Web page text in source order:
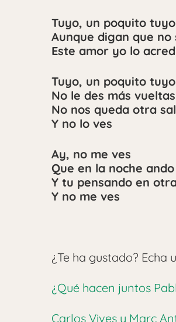
Tuyo, un poquito tuyo
Aunque digan que
Este amor yo lo
Tuyo, un poquito tuyo
No le des más
No nos queda otra
Y no lo ves
Ay, no me ves
Que en la noche
Y tu pensando en
Y no me ves
¿Te ha gustado? Echa
¿Qué hacen juntos
Carlos Vives y Marc